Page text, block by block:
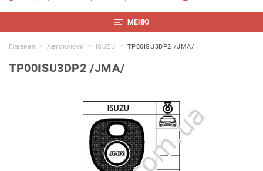
МЕНЮ
Главная Автоключи ISUZU TP00ISU3DP2 /JMA/
TP00ISU3DP2 /JMA/